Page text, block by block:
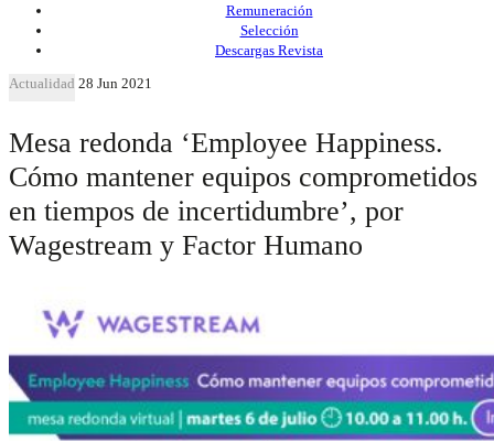
Remuneración
Selección
Descargas Revista
Actualidad 28 Jun 2021
Mesa redonda ‘Employee Happiness.
Cómo mantener equipos comprometidos
en tiempos de incertidumbre’, por
Wagestream y Factor Humano